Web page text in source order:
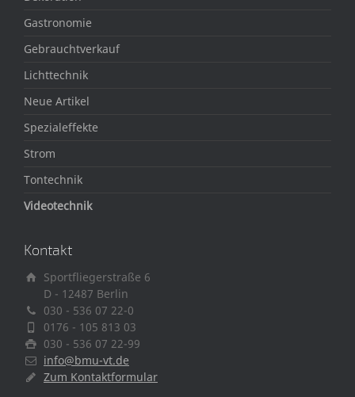
Gastronomie
Gebrauchtverkauf
Lichttechnik
Neue Artikel
Spezialeffekte
Strom
Tontechnik
Videotechnik
Kontakt
Sportfliegerstraße 6
D - 12487 Berlin
030 - 536 07 22-0
0176 - 105 813 03
030 - 536 07 22-99
info@bmu-vt.de
Zum Kontaktformular